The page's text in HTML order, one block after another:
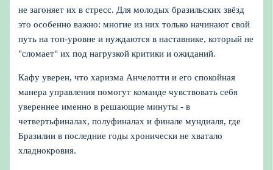
не загоняет их в стресс. Для молодых бразильских звёзд
это особенно важно: многие из них только начинают свой
путь на топ-уровне и нуждаются в наставнике, который не
"сломает" их под нагрузкой критики и ожиданий.
Кафу уверен, что харизма Анчелотти и его спокойная
манера управления помогут команде чувствовать себя
увереннее именно в решающие минуты - в
четвертьфиналах, полуфиналах и финале мундиаля, где
Бразилии в последние годы хронически не хватало
хладнокровия.